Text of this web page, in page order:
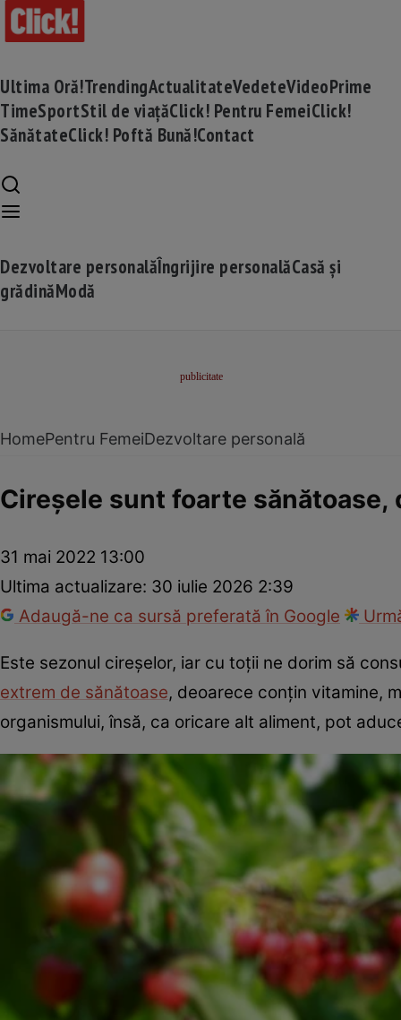
Ultima Oră!TrendingActualitateVedeteVideoPrime
TimeSportStil de viațăClick! Pentru FemeiClick!
SănătateClick! Poftă Bună!Contact
Dezvoltare personalăÎngrijire personalăCasă și
grădinăModă
HomePentru FemeiDezvoltare personală
Cireșele sunt foarte sănătoase,
31 mai 2022 13:00
Ultima actualizare: 30 iulie 2026 2:39
Adaugă-ne ca sursă preferată în Google
Este sezonul cireșelor, iar cu toții ne dorim să
extrem de sănătoase, deoarece conțin vitamine,
organismului, însă, ca oricare alt aliment, pot